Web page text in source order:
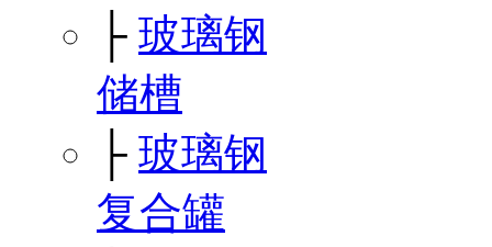
├ 玻璃钢
储槽
├ 玻璃钢
复合罐